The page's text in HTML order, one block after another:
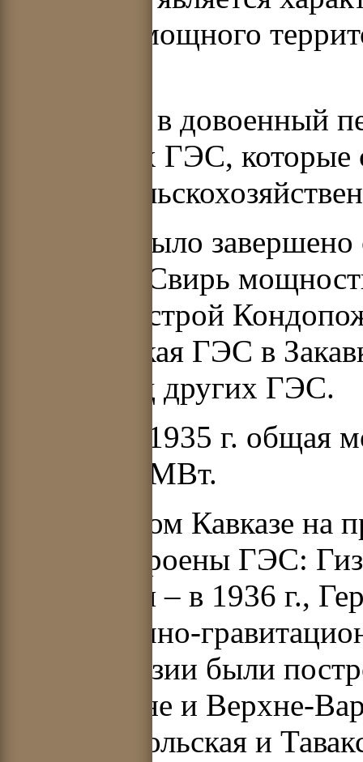
базе ГЭС мощного
В Украине в довоенный
небольших ГЭС, которые
многих
В 1933 г. было
ГЭС на р. Свирь
введены в строй
Дзорагетская ГЭС в
Азии и ряд других ГЭС.
В СССР в 1935 г. общая
около 900 МВт.
На Северном Кавказе на
были построены ГЭС:
Боксанская – в 1936 г.,
СССР арочно-
Средней Азии были
Узбекистане и Верхне-
г., Комсомольская и